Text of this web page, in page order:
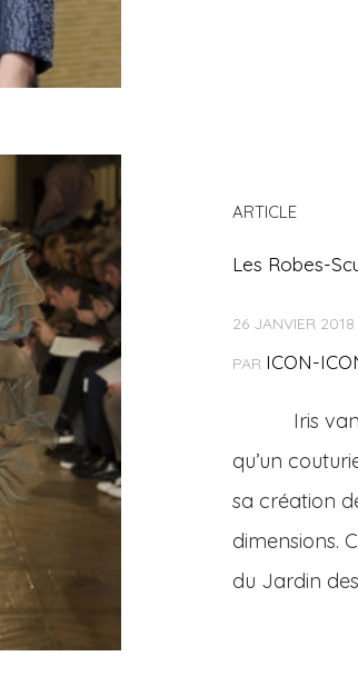
ARTICLE
Les Robes-
26 JANVIER 2018
PAR ICON-
Iris van
qu’un
sa création
dimensions.
du Jardin